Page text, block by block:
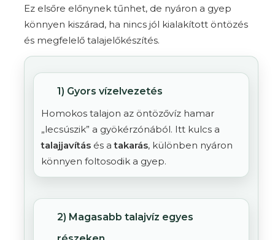
Ez elsőre előnynek tűnhet, de nyáron a gyep
könnyen kiszárad, ha nincs jól kialakított öntözés
és megfelelő talajelőkészítés.
1) Gyors vízelvezetés
Homokos talajon az öntözővíz hamar
„lecsúszik” a gyökérzónából. Itt kulcs a
talajjavítás és atakarás, különben nyáron
könnyen foltosodik a gyep.
2) Magasabb talajvíz egyes